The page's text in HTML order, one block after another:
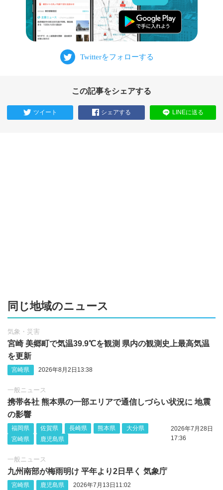
この記事をシェアする
ツイート シェアする LINEに送る
同じ地域のニュース
気象・災害
宮崎 美郷町で気温39.9℃を観測 県内の観測史上最高気温
を更新
宮崎県 2026年8月2日13:38
一般ニュース
携帯各社 熊本県の一部エリアで通信しづらい状況に 地震
の影響
福岡県 佐賀県 長崎県 熊本県
大分県
宮崎県
鹿児島県
2026年7月28日
17:36
一般ニュース
九州南部が梅雨明け 平年より2日早く 気象庁
宮崎県 鹿児島県 2026年7月13日11:02